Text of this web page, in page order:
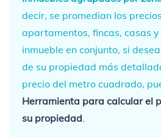
decir, se promedian los
apartamentos, fincas, casas
inmueble en conjunto, si
de su propiedad más
precio del metro cuadrado,
Herramienta para calcular el
su propiedad.